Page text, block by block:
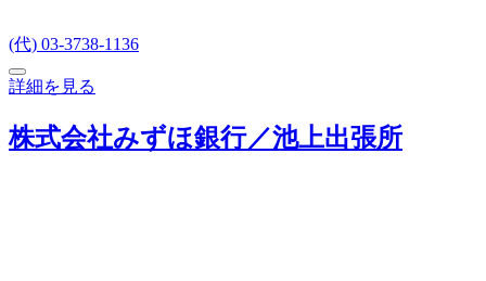
(代) 03-3738-1136
詳細を見る
株式会社みずほ銀行／池上出張所